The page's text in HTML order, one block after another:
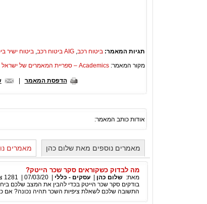
תגיות המאמר: ביטוח רכב, AIG ביטוח רכב , ביטוח ישיר
מקור המאמר: Academics – ספריית המאמרים של ישראל
הדפסת המאמר
אודות כותב המאמר:
מאמרים נוספים מאת שלום כהן מאמרים
מה לבדוק כשקוראים סקר שכר הייטק?
מאת: שלום כהן עסקים - כללי 07/03/20
1281
בודקים סקר שכר הייטק בכדי להבין את המצב שלכם ביחס
התשובה שלכם לשאלת ציפיות השכר תהיה נכונה? אם